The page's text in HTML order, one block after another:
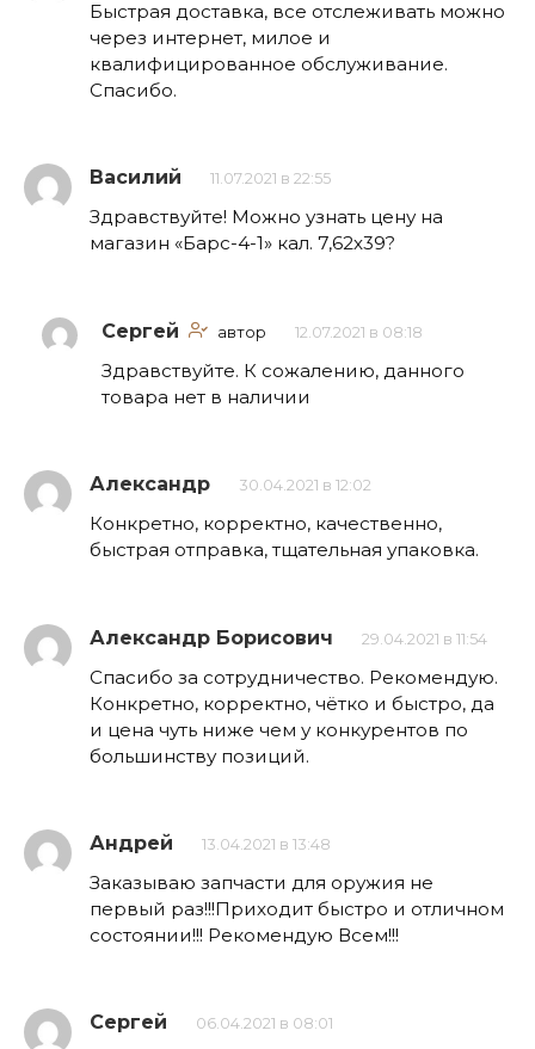
Быстрая доставка, все отслеживать можно
через интернет, милое и
квалифицированное обслуживание.
Спасибо.
Василий 11.07.2021 в 22:55
Здравствуйте! Можно узнать цену на
магазин «Барс-4-1» кал. 7,62х39?
Сергей автор 12.07.2021 в 08:18
Здравствуйте. К сожалению, данного
товара нет в наличии
Александр 30.04.2021 в 12:02
Конкретно, корректно, качественно,
быстрая отправка, тщательная упаковка.
Александр Борисович 29.04.2021 в 11:54
Спасибо за сотрудничество. Рекомендую.
Конкретно, корректно, чётко и быстро, да
и цена чуть ниже чем у конкурентов по
большинству позиций.
Андрей 13.04.2021 в 13:48
Заказываю запчасти для оружия не
первый раз!!!Приходит быстро и отличном
состоянии!!! Рекомендую Всем!!!
Сергей 06.04.2021 в 08:01